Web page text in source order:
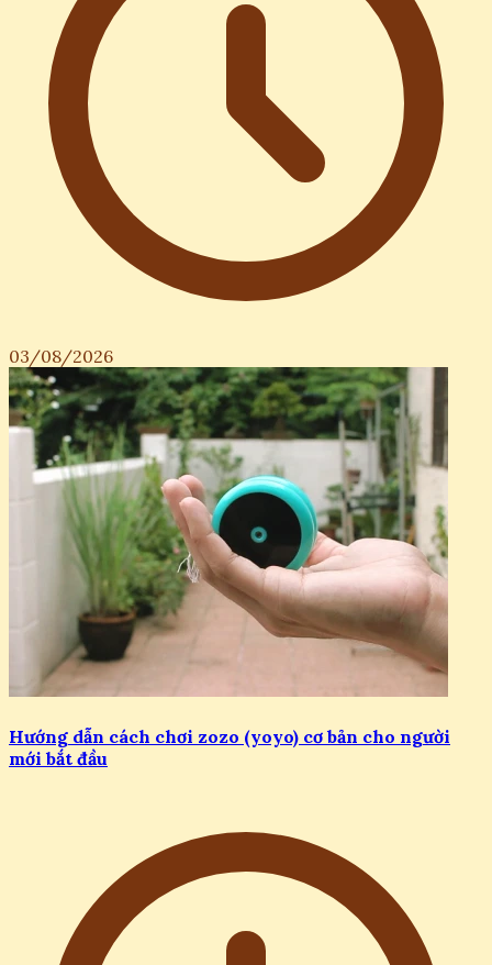
03/08/2026
Hướng dẫn cách chơi zozo (yoyo) cơ bản cho người
mới bắt đầu